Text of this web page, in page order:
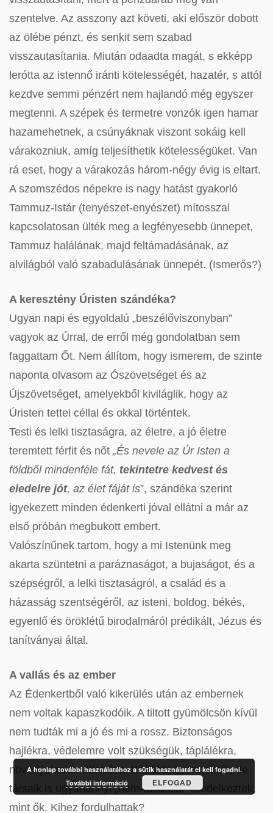
szentelve. Az asszony azt követi, aki először dobott
az ölébe pénzt, és senkit sem szabad
visszautasítania. Miután odaadta magát, s ekképp
lerótta az istennő iránti kötelességét, hazatér, s attól
kezdve semmi pénzért nem hajlandó még egyszer
megtenni. A szépek és termetre vonzók igen hamar
hazamehetnek, a csúnyáknak viszont sokáig kell
várakozniuk, amíg teljesíthetik kötelességüket. Van
rá eset, hogy a várakozás három-négy évig is eltart.
A szomszédos népekre is nagy hatást gyakorló
Tammuz-Istár (tenyészet-enyészet) mítosszal
kapcsolatosan ülték meg a legfényesebb ünnepet,
Tammuz halálának, majd feltámadásának, az
alvilágból való szabadulásának ünnepét. (Ismerős?)
A keresztény Úristen szándéka?
Ugyan napi és egyoldalú „beszélőviszonyban”
vagyok az Úrral, de erről még gondolatban sem
faggattam Őt. Nem állítom, hogy ismerem, de szinte
naponta olvasom az Ószövetséget és az
Újszövetséget, amelyekből kiviláglik, hogy az
Úristen tettei céllal és okkal történtek.
Testi és lelki tisztaságra, az életre, a jó életre
teremtett férfit és nőt „És nevele az Úr Isten a
földből mindenféle fát, tekintetre kedvest és
eledelre jót, az élet fáját is”, szándéka szerint
igyekezett minden édenkerti jóval ellátni a már az
első próbán megbukott embert.
Valószínűnek tartom, hogy a mi Istenünk meg
akarta szüntetni a paráznaságot, a bujaságot, és a
szépségről, a lelki tisztaságról, a család és a
házasság szentségéről, az isteni, boldog, békés,
egyenlő és öröklétű birodalmáról prédikált, Jézus és
tanítványai által.
A vallás és az ember
Az Édenkertből való kikerülés után az embernek
nem voltak kapaszkodóik. A tiltott gyümölcsön kívül
nem tudták mi a jó és mi a rossz. Biztonságos
hajlékra, védelemre volt szükségük, táplálékra,
növényekre és állatokra. Későbbi gyermekeik, de
társaik is ugyanannyi „nem-tudással” rendelkeztek,
mint ők. Kihez fordulhattak?
A honlap további használatához a sütik használatát el kell fogadni.
További információ
ELFOGAD